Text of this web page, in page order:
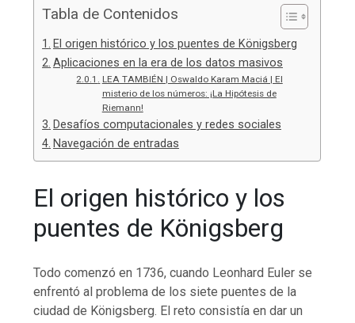
Tabla de Contenidos
El origen histórico y los puentes de Königsberg
Aplicaciones en la era de los datos masivos
LEA TAMBIÉN | Oswaldo Karam Maciá | El
misterio de los números: ¡La Hipótesis de
Riemann!
Desafíos computacionales y redes sociales
Navegación de entradas
El origen histórico y los
puentes de Königsberg
Todo comenzó en 1736, cuando Leonhard Euler se
enfrentó al problema de los siete puentes de la
ciudad de Königsberg. El reto consistía en dar un